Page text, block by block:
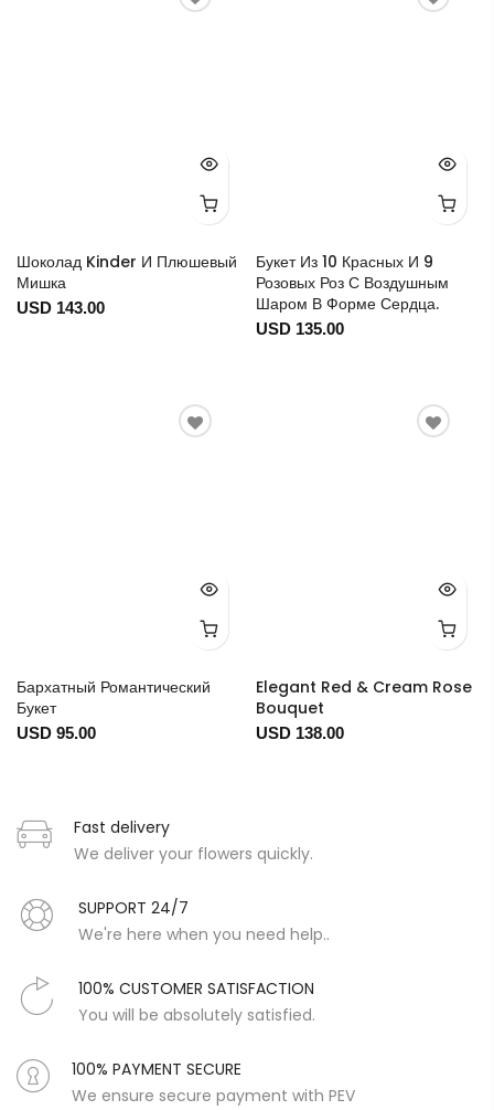
Шоколад Kinder И Плюшевый
Мишка
USD 143.00
Букет Из 10 Красных И 9
Розовых Роз С Воздушным
Шаром В Форме Сердца.
USD 135.00
Бархатный Романтический
Букет
USD 95.00
Elegant Red & Cream Rose
Bouquet
USD 138.00
Fast delivery
We deliver your flowers quickly.
SUPPORT 24/7
We're here when you need help..
100% CUSTOMER SATISFACTION
You will be absolutely satisfied.
100% PAYMENT SECURE
We ensure secure payment with PEV